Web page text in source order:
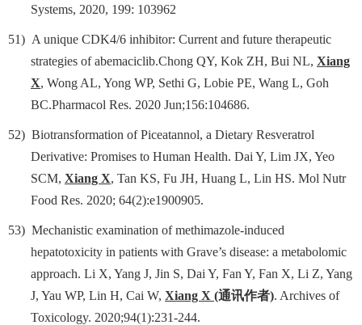
Systems, 2020, 199: 103962
51) A unique CDK4/6 inhibitor: Current and future therapeutic
strategies of abemaciclib.Chong QY, Kok ZH, Bui NL, Xiang
X, Wong AL, Yong WP, Sethi G, Lobie PE, Wang L, Goh
BC.Pharmacol Res. 2020 Jun;156:104686.
52) Biotransformation of Piceatannol, a Dietary Resveratrol
Derivative: Promises to Human Health. Dai Y, Lim JX, Yeo
SCM, Xiang X, Tan KS, Fu JH, Huang L, Lin HS. Mol Nutr
Food Res. 2020; 64(2):e1900905.
53) Mechanistic examination of methimazole-induced
hepatotoxicity in patients with Grave’s disease: a metabolomic
approach. Li X, Yang J, Jin S, Dai Y, Fan Y, Fan X, Li Z, Yang
J, Yau WP, Lin H, Cai W, Xiang X (通讯作者). Archives of
Toxicology. 2020;94(1):231-244.